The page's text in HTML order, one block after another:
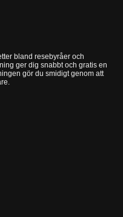
bland resebyråer och
ger dig snabbt och gratis en
gör du smidigt genom att